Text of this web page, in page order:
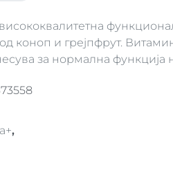
коноп и грејпфрут.
за нормална функција
,